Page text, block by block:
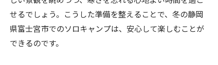
雪景色の中でのソロキャンプの楽しみ
静岡県富士宮市で過ごす特別なキャンプ時
間
せるでしょう。こうした準備を整えることで、冬の静岡
県富士宮市でのソロキャンプは、安心して楽しむことが
できるのです。